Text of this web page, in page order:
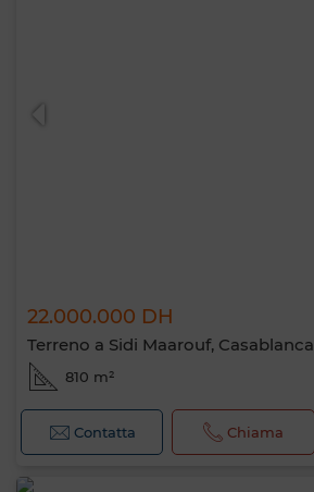
22.000.000 DH
Terreno a Sidi Maarouf, Casablanca
810 m²
Contatta Chiama